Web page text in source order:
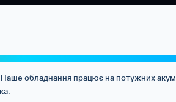
Наше обладнання працює на потужних